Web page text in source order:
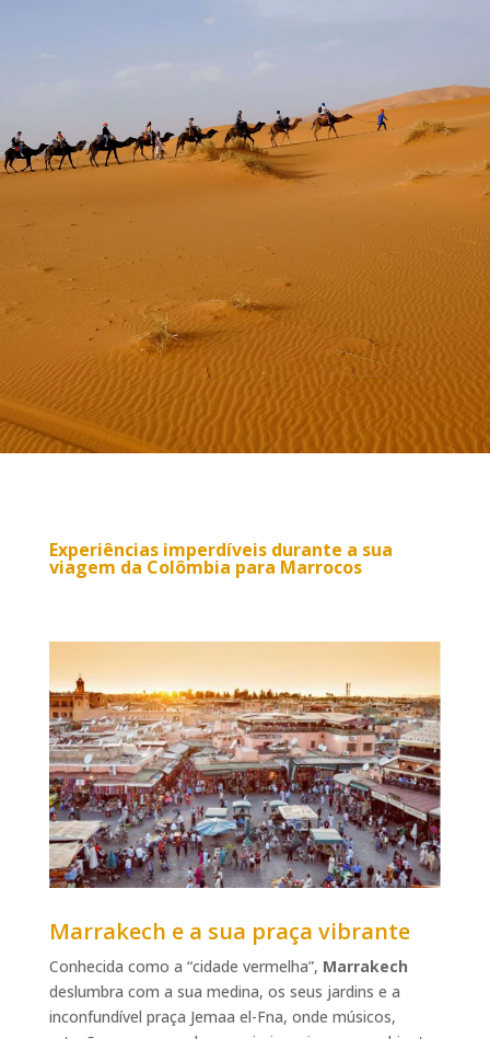
Experiências imperdíveis durante a sua
viagem da Colômbia para Marrocos
Marrakech e a sua praça vibrante
Conhecida como a “cidade vermelha”, Marrakech
deslumbra com a sua medina, os seus jardins e a
inconfundível praça Jemaa el-Fna, onde músicos,